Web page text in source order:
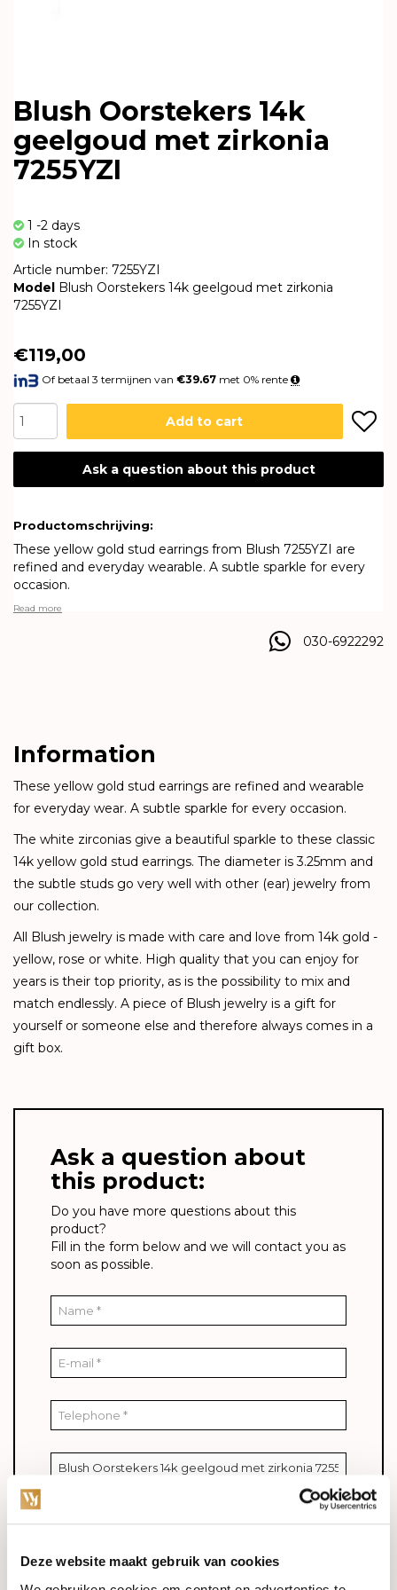
Deze website maakt gebruik van cookies
Blush Oorstekers 14k
geelgoud met zirkonia
7255YZI
1 -2 days
In stock
Article number: 7255YZI
Model Blush Oorstekers 14k geelgoud met zirkonia
7255YZI
€119,00
Of betaal 3 termijnen van€39.67 met 0% rente
Add to cart
Ask a question about this product
Productomschrijving:
These yellow gold stud earrings from Blush 7255YZI are
refined and everyday wearable. A subtle sparkle for every
occasion.
Read more
030-6922292
Information
These yellow gold stud earrings are refined and wearable
for everyday wear. A subtle sparkle for every occasion.
The white zirconias give a beautiful sparkle to these classic
14k yellow gold stud earrings. The diameter is 3.25mm and
the subtle studs go very well with other (ear) jewelry from
our collection.
All Blush jewelry is made with care and love from 14k gold -
yellow, rose or white. High quality that you can enjoy for
years is their top priority, as is the possibility to mix and
match endlessly. A piece of Blush jewelry is a gift for
yourself or someone else and therefore always comes in a
gift box.
Ask a question about
this product:
Do you have more questions about this
product?
Fill in the form below and we will contact you as
soon as possible.
* Required fields